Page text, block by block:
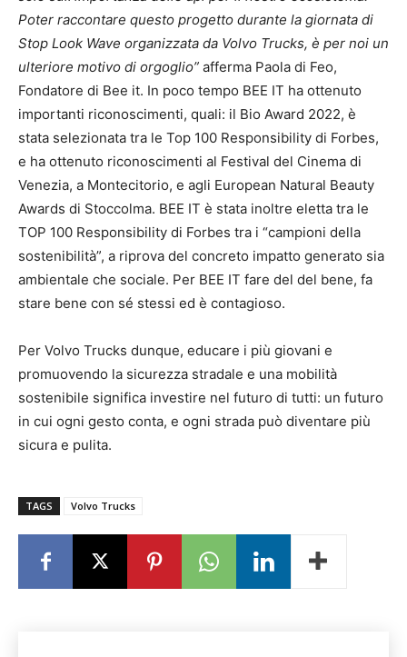
Poter raccontare questo progetto durante la giornata di
Stop Look Wave organizzata da Volvo Trucks, è per noi un
ulteriore motivo di orgoglio” afferma Paola di Feo,
Fondatore di Bee it. In poco tempo BEE IT ha ottenuto
importanti riconoscimenti, quali: il Bio Award 2022, è
stata selezionata tra le Top 100 Responsibility di Forbes,
e ha ottenuto riconoscimenti al Festival del Cinema di
Venezia, a Montecitorio, e agli European Natural Beauty
Awards di Stoccolma. BEE IT è stata inoltre eletta tra le
TOP 100 Responsibility di Forbes tra i “campioni della
sostenibilità”, a riprova del concreto impatto generato sia
ambientale che sociale. Per BEE IT fare del del bene, fa
stare bene con sé stessi ed è contagioso.
Per Volvo Trucks dunque, educare i più giovani e
promuovendo la sicurezza stradale e una mobilità
sostenibile significa investire nel futuro di tutti: un futuro
in cui ogni gesto conta, e ogni strada può diventare più
sicura e pulita.
TAGS Volvo Trucks